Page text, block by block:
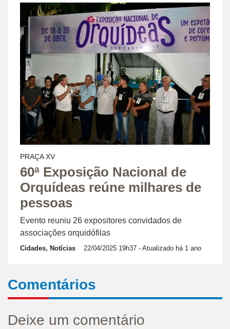
PRAÇA XV
60ª Exposição Nacional de
Orquídeas reúne milhares de
pessoas
Evento reuniu 26 expositores convidados de
associações orquidófilas
Cidades, Notícias 22/04/2025 19h37 - Atualizado há 1 ano
Comentários
Deixe um comentário